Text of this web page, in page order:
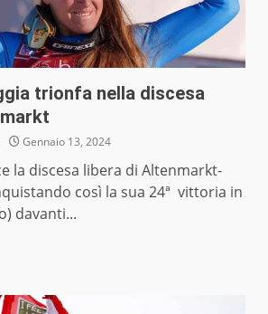
trionfa nella discesa
Gennaio 13, 2024
la discesa libera di Altenmarkt-
così la sua 24ª vittoria in
davanti...